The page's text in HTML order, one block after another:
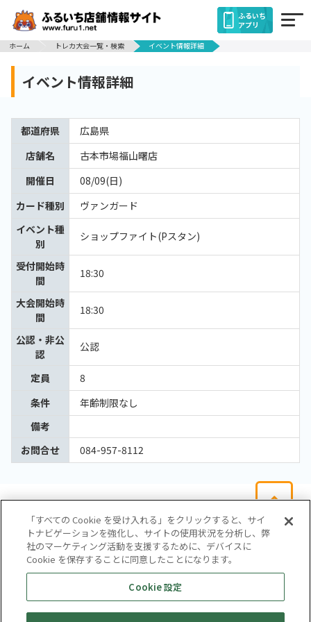
ふるいち
アプリ
ホーム
トレカ大会一覧・検索 イベント情報詳細
イベント情報詳細
都道府県
広島県
店舗名
古本市場福山曙店
開催日
08/09(日)
カード種別
ヴァンガード
イベント種
別
ショップファイト(Pスタン)
受付開始時
間
18:30
大会開始時
間
18:30
公認・非公
認
公認
定員
8
条件
年齢制限なし
備考
お問合せ
084-957-8112
会社概要
サイトマップ
お問い合わせ
個人情報保護方針
株式会社テイツー
「すべての Cookie を受け入れる」をクリックすると、サイ
トナビゲーションを強化し、サイトの使用状況を分析し、弊
社のマーケティング活動を支援するために、デバイスに
Cookie を保存することに同意したことになります。
Cookie 設定